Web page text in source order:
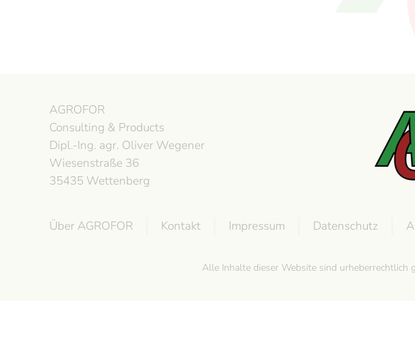
AGROFOR
Consulting & Products
Dipl.-Ing. agr. Oliver Wegener
Wiesenstraße 36
35435 Wettenberg
Über AGROFOR Kontakt Impressum Datenschutz
Alle Inhalte dieser Website sind